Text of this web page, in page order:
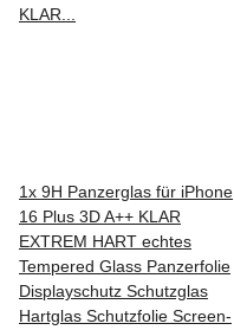
1x 9H Panzerglas für iPhone
16 Plus 3D A++ KLAR
EXTREM HART echtes
Tempered Glass Panzerfolie
Displayschutz Schutzglas
Hartglas Schutzfolie Screen-